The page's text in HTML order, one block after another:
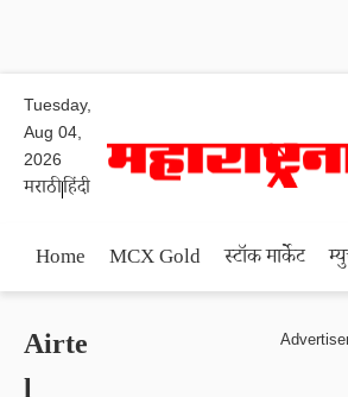
Tuesday,
Aug 04,
2026
मराठीहिंदी
Home MCX Gold स्टॉक मार्केट
Airte